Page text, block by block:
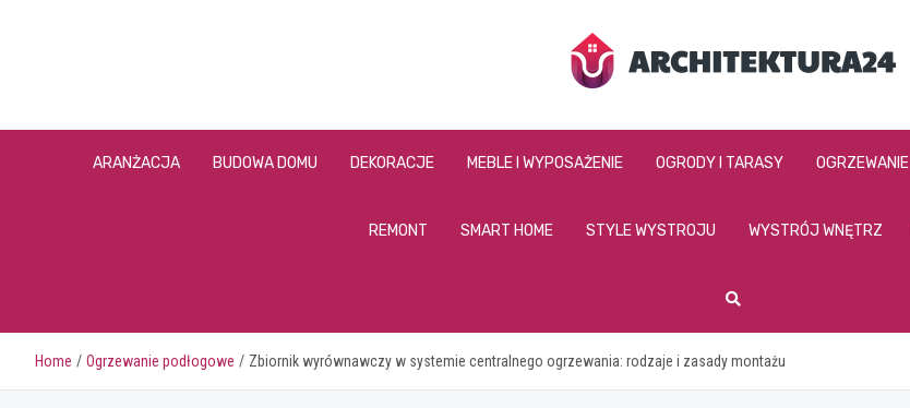
architektura24.pl
ARANŻACJA BUDOWA DOMU DEKORACJE MEBLE I WYPOSAŻENIE OGRODY I TARASY OGRZEWANIE
REMONT SMART HOME STYLE WYSTROJU WYSTRÓJ WNĘTRZ
Home Ogrzewanie podłogowe Zbiornik wyrównawczy w systemie centralnego ogrzewania: rodzaje i zasady montażu